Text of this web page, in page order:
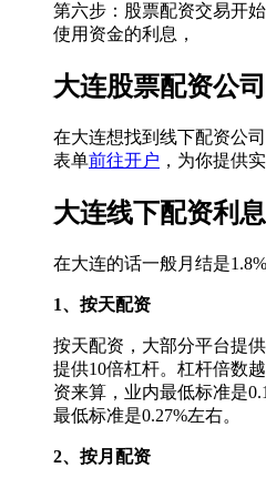
第六步：股票配资交易开
使用资金的利息，
大连股票配资公
在大连想找到线下配资公
表单前往开户 ，为你提供
大连线下配资利
在大连的话一般月结是
1、按天配资
按天配资，大部分平台提
提供10倍杠杆。杠杆倍数
资来算，业内最低标准是
最低标准是0.27%左右。
2、按月配资